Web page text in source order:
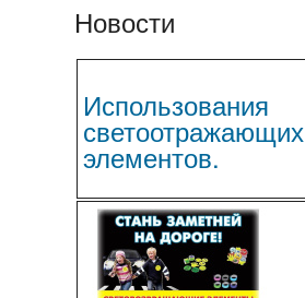
Новости
Использования
светоотражающих
элементов.